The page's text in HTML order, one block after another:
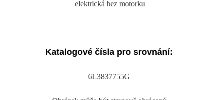
elektrická bez motorku
Katalogové čísla pro srovnání:
6L3837755G